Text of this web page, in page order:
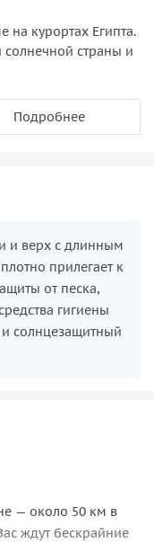
на курортах Египта.
страны и
Подробнее
и верх с длинным
прилегает к
от песка,
гигиены
солнцезащитный
— около 50 км в
ждут бескрайние